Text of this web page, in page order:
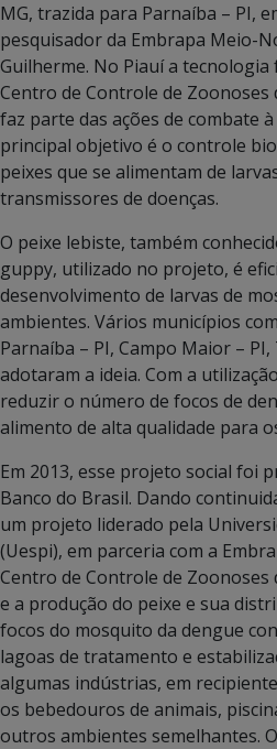
MG, trazida para Parnaíba – PI,
pesquisador da Embrapa Meio-
Guilherme. No Piauí a
Centro de Controle de Zoonoses
faz parte das ações de combate
principal objetivo é o controle
peixes que se alimentam de
transmissores de doenças.
O peixe lebiste, também
guppy, utilizado no projeto, é
desenvolvimento de larvas de
ambientes. Vários municípios
Parnaíba – PI, Campo Maior –
adotaram a ideia. Com a
reduzir o número de focos de
alimento de alta qualidade para
Em 2013, esse projeto social foi
Banco do Brasil. Dando
um projeto liderado pela
(Uespi), em parceria com a
Centro de Controle de
e a produção do peixe e sua
focos do mosquito da dengue
lagoas de tratamento e
algumas indústrias, em
os bebedouros de animais,
outros ambientes semelhantes.